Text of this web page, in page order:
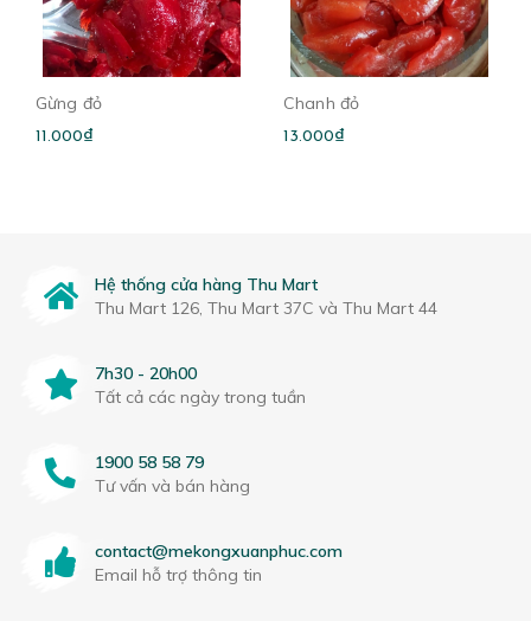
Gừng đỏ
11.000₫
Chanh đỏ
13.000₫
Hệ thống cửa hàng Thu Mart
Thu Mart 126, Thu Mart 37C và Thu Mart 44
7h30 - 20h00
Tất cả các ngày trong tuần
1900 58 58 79
Tư vấn và bán hàng
contact@mekongxuanphuc.com
Email hỗ trợ thông tin